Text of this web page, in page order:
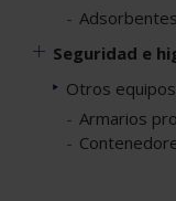
Adsorbentes
Seguridad e
Otros
Armarios